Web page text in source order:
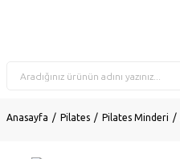
Anasayfa Pilates Pilates Minderi